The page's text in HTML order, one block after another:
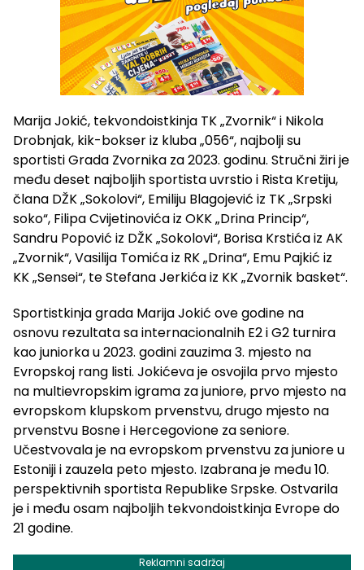
Marija Jokić, tekvondoistkinja TK „Zvornik“ i Nikola
Drobnjak, kik-bokser iz kluba „056“, najbolji su
sportisti Grada Zvornika za 2023. godinu. Stručni žiri je
među deset najboljih sportista uvrstio i Rista Kretiju,
člana DŽK „Sokolovi“, Emiliju Blagojević iz TK „Srpski
soko“, Filipa Cvijetinovića iz OKK „Drina Princip“,
Sandru Popović iz DŽK „Sokolovi“, Borisa Krstića iz AK
„Zvornik“, Vasilija Tomića iz RK „Drina“, Emu Pajkić iz
KK „Sensei“, te Stefana Jerkića iz KK „Zvornik basket“.
Sportistkinja grada Marija Jokić ove godine na
osnovu rezultata sa internacionalnih E2 i G2 turnira
kao juniorka u 2023. godini zauzima 3. mjesto na
Evropskoj rang listi. Jokićeva je osvojila prvo mjesto
na multievropskim igrama za juniore, prvo mjesto na
evropskom klupskom prvenstvu, drugo mjesto na
prvenstvu Bosne i Hercegovione za seniore.
Učestvovala je na evropskom prvenstvu za juniore u
Estoniji i zauzela peto mjesto. Izabrana je među 10.
perspektivnih sportista Republike Srpske. Ostvarila
je i među osam najboljih tekvondoistkinja Evrope do
21 godine.
Reklamni sadržaj